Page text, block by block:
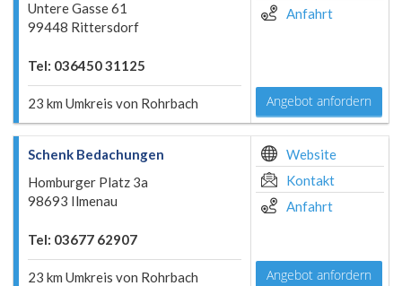
Untere Gasse 61
99448 Rittersdorf
Tel: 036450 31125
23 km Umkreis von Rohrbach
Anfahrt
Angebot anfordern
Schenk Bedachungen
Homburger Platz 3a
98693 Ilmenau
Tel: 03677 62907
23 km Umkreis von Rohrbach
Website
Kontakt
Anfahrt
Angebot anfordern